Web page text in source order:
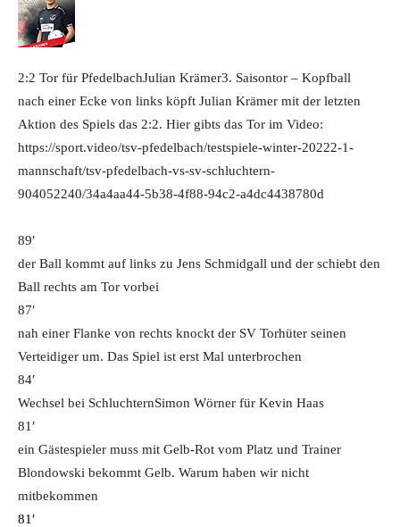
2:2 Tor für PfedelbachJulian Krämer3. Saisontor – Kopfball
nach einer Ecke von links köpft Julian Krämer mit der letzten
Aktion des Spiels das 2:2. Hier gibts das Tor im Video:
https://sport.video/tsv-pfedelbach/testspiele-winter-20222-1-
mannschaft/tsv-pfedelbach-vs-sv-schluchtern-
904052240/34a4aa44-5b38-4f88-94c2-a4dc4438780d
89′
der Ball kommt auf links zu Jens Schmidgall und der schiebt den
Ball rechts am Tor vorbei
87′
nah einer Flanke von rechts knockt der SV Torhüter seinen
Verteidiger um. Das Spiel ist erst Mal unterbrochen
84′
Wechsel bei SchluchternSimon Wörner für Kevin Haas
81′
ein Gästespieler muss mit Gelb-Rot vom Platz und Trainer
Blondowski bekommt Gelb. Warum haben wir nicht
mitbekommen
81′